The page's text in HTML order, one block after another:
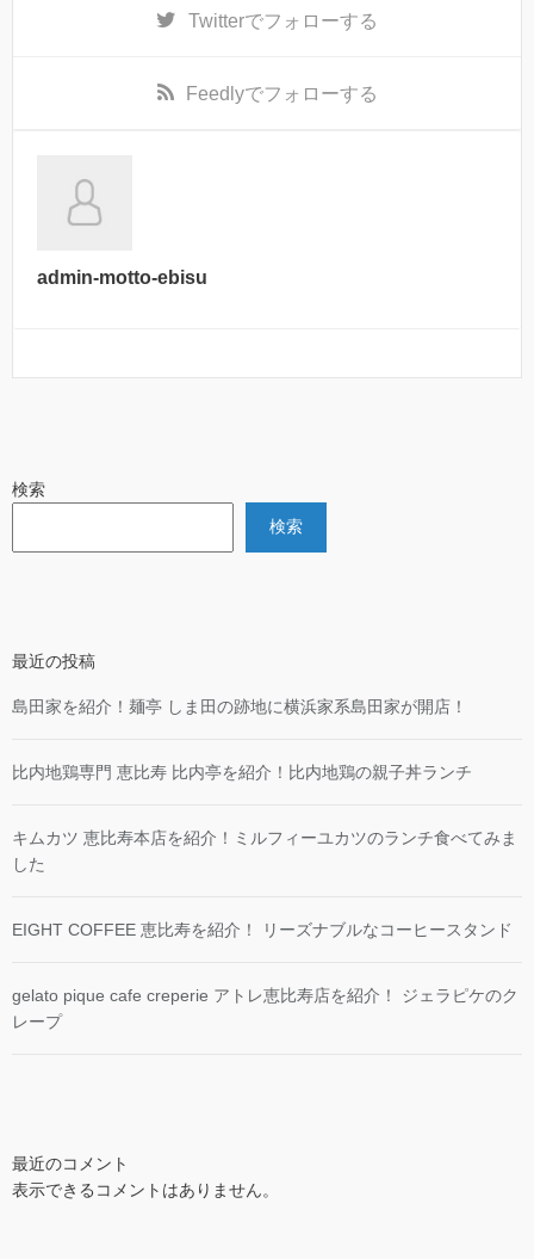
Twitterでフォローする
Feedlyでフォローする
admin-motto-ebisu
検索
検索
最近の投稿
島田家を紹介！麺亭 しま田の跡地に横浜家系島田家が開店！
比内地鶏専門 恵比寿 比内亭を紹介！比内地鶏の親子丼ランチ
キムカツ 恵比寿本店を紹介！ミルフィーユカツのランチ食べてみま
した
EIGHT COFFEE 恵比寿を紹介！ リーズナブルなコーヒースタンド
gelato pique cafe creperie アトレ恵比寿店を紹介！ ジェラピケのク
レープ
最近のコメント
表示できるコメントはありません。